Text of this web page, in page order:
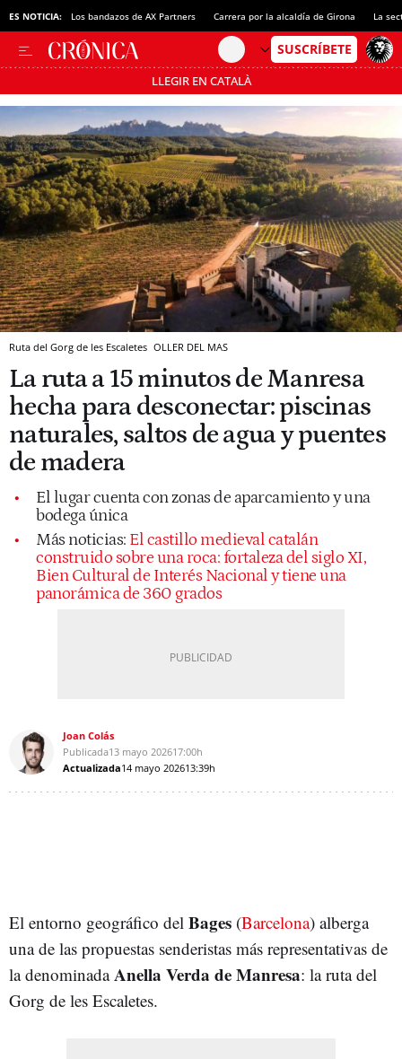
ES NOTICIA: Los bandazos de AX Partners Carrera por la alcaldía de Girona La
LLEGIR EN CATALÀ
Pásate al MODO AHORRO
Ruta del Gorg de les Escaletes OLLER DEL MAS
La ruta a 15 minutos de Manresa
hecha para desconectar: piscinas
naturales, saltos de agua y puentes
de madera
El lugar cuenta con zonas de aparcamiento y una
bodega única
Más noticias: El castillo medieval catalán
construido sobre una roca: fortaleza del siglo XI,
Bien Cultural de Interés Nacional y tiene una
panorámica de 360 grados
Joan Colás
Publicada13 mayo 202617:00h
Actualizada14 mayo 202613:39h
El entorno geográfico del Bages (Barcelona) alberga
una de las propuestas senderistas más representativas de
la denominadaAnella Verda de Manresa: la ruta del
Gorg de les Escaletes.